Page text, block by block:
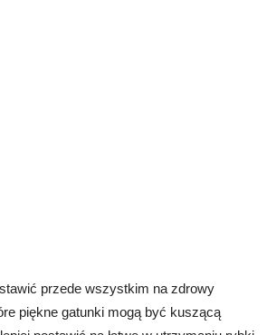
przede wszystkim na zdrowy
piękne gatunki mogą być kuszącą